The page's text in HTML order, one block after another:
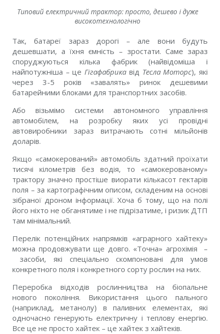
Типовий електричний трактор: просто, дешево і дуже
високотехнологічно
Так, батареї зараз дорогі – але вони будуть
дешевшати, а їхня ємність – зростати. Саме зараз
споруджуються кілька фабрик (найвідоміша і
найпотужніша – цеГігафабрика від Тесла Моторс), які
через 3-5 років «завалять» ринок дешевими
батарейними блоками для транспортних засобів.
Або візьмімо системи автономного управління
автомобілем, на розробку яких усі провідні
автовиробники зараз витрачають сотні мільйонів
доларів.
Якщо «самокерований» автомобіль здатний проїхати
тисячі кілометрів без водія, то «самокерованому»
трактору значно простіше виорати кількасот гектарів
поля – за картографічним описом, складеним на основі
зібраної дроном інформації. Хоча б тому, що на полі
його ніхто не обганятиме і не підрізатиме, і ризик ДТП
там мінімальний.
Перелік потенційних напрямків «аграрного хайтеку»
можна продовжувати ще довго. «Точна» агрохімія –
засоби, які спеціально скомпоновані для умов
конкретного поля і конкретного сорту рослин на них.
Переробка відходів рослинництва на біопальне
нового покоління. Використання цього пального
(наприклад, метанолу) в паливних елементах, які
одночасно генерують електричну і теплову енергію.
Все це не просто хайтек – це хайтек з хайтеків.